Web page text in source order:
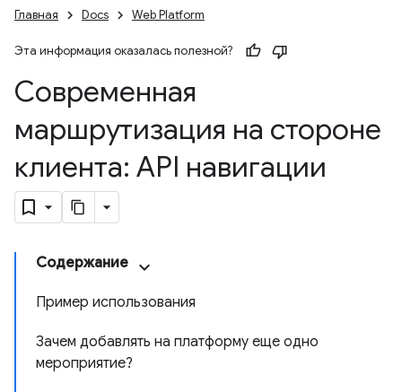
Главная Docs Web Platform
Эта информация оказалась полезной?
Современная
маршрутизация на стороне
клиента: API навигации
Содержание
Пример использования
Зачем добавлять на платформу еще одно
мероприятие?